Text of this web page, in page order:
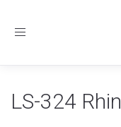
Toggle
LS-324 Rhin